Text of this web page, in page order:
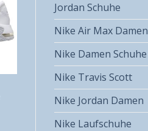
Jordan Schuhe
Nike Air Max Damen
Nike Damen Schuhe
Nike Travis Scott
Nike Jordan Damen
Nike Laufschuhe